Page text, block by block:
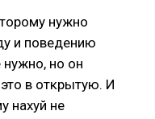
нужно
и поведению
нужно, но он
в открытую. И
нахуй не